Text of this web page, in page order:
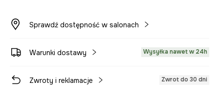
Sprawdź dostępność w salonach
Warunki dostawy Wysyłka nawet w 24h
Zwroty i reklamacje Zwrot do 30 dni